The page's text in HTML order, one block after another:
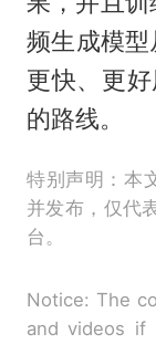
频生成模型
更快、更
的路线。
特别声明：本
并发布，仅代
台。
Notice: The
and videos if